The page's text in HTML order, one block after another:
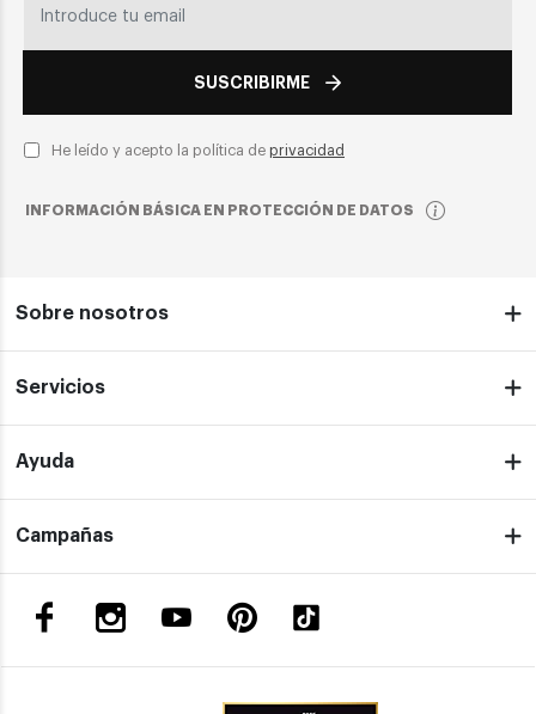
SUSCRIBIRME
He leído y acepto la política de privacidad
INFORMACIÓN BÁSICA EN PROTECCIÓN DE DATOS
Sobre nosotros
Servicios
Ayuda
Campañas